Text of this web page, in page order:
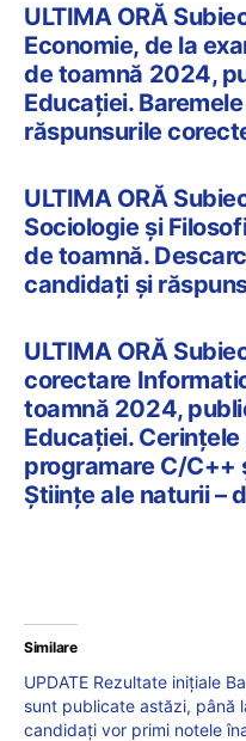
ULTIMA ORĂ
Economie, de la
de toamnă 2024,
Educației.
răspunsurile
ULTIMA ORĂ
Sociologie și
de toamnă.
candidați și
ULTIMA ORĂ
corectare
toamnă 2024,
Educației.
programare C/C++
Științe ale naturii –
Similare
UPDATE Rezultate inițiale
sunt publicate astăzi, până
candidați vor primi notele